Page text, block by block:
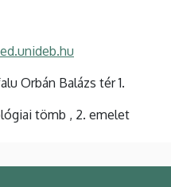
Orbán Balázs tér 1.
tömb , 2. emelet